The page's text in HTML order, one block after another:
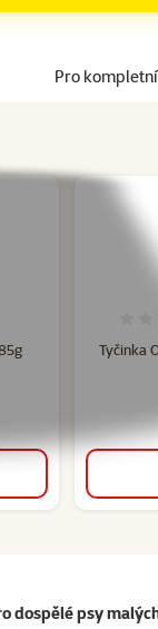
Pro
Tyčinka
dospělé psy